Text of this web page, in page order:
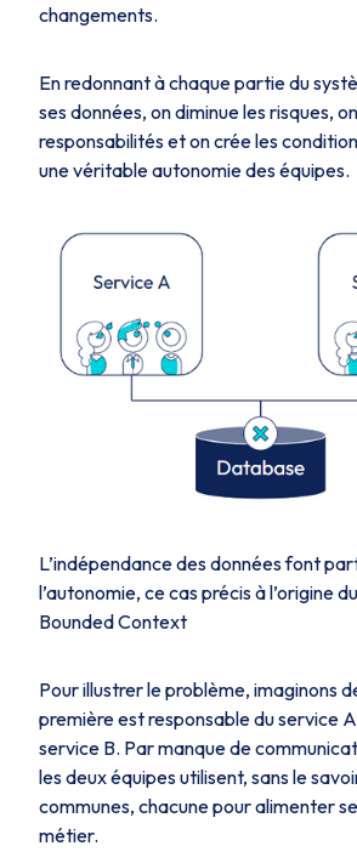
changements.
En redonnant à chaque partie du
ses données, on diminue les risques,
responsabilités et on crée les
une véritable autonomie des équipes.
L’indépendance des données font
l’autonomie, ce cas précis à l’origine
Bounded Context
Pour illustrer le problème, imaginons
première est responsable du service
service B. Par manque de
les deux équipes utilisent, sans le
communes, chacune pour alimenter
métier.